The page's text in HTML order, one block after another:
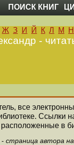
ПОИСК КНИГ
Ж З И Й К Л М Н
-
все
в
- страница автора